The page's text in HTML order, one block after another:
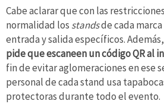
Cabe aclarar que con las
normalidad los standsde cada
entrada y salida específicos.
pide que escaneen un código QR al
fin de evitar aglomeraciones en ese
personal de cada stand usa
protectoras durante todo el evento.